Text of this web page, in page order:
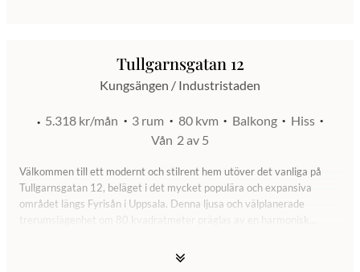
Tullgarnsgatan 12
Kungsängen / Industristaden
5.318 kr/mån 3 rum 80 kvm Balkong
Hiss
Vån 2 av 5
Välkommen till ett modernt och stilrent hem utöver det vanliga på
Tullgarnsgatan 12, beläget i det mycket populära och expansiva
området längs Fyrisån i Uppsala. Denna ljusa och välplanerade
trerumslägenhet om 80 kvadratmeter präglas av en harmonisk
parkettgolv och en rymlig planlösning som binder samman de sociala